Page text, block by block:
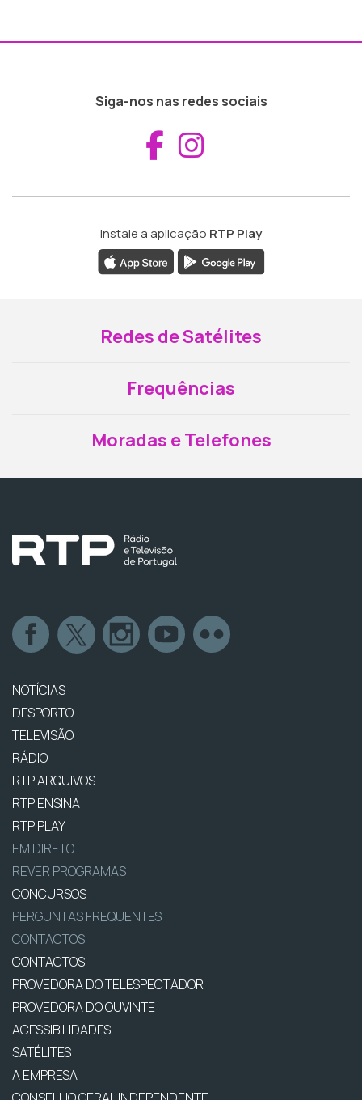
Siga-nos nas redes sociais
Aceder ao
Instale a aplicação RTP Play
Redes de Satélites
Frequências
Moradas e Telefones
NOTÍCIAS
DESPORTO
TELEVISÃO
RÁDIO
RTP ARQUIVOS
RTP ENSINA
RTP PLAY
EM DIRETO
REVER PROGRAMAS
CONCURSOS
PERGUNTAS FREQUENTES
CONTACTOS
CONTACTOS
PROVEDORA DO TELESPECTADOR
PROVEDORA DO OUVINTE
ACESSIBILIDADES
SATÉLITES
A EMPRESA